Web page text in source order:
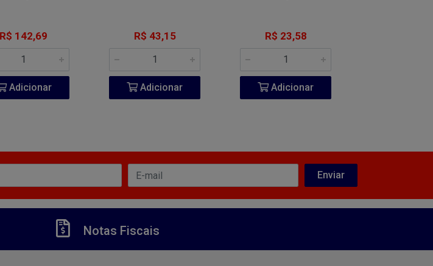
R$ 142,69
Adicionar
R$ 43,15
Adicionar
R$ 23,58
Adicionar
Notas Fiscais